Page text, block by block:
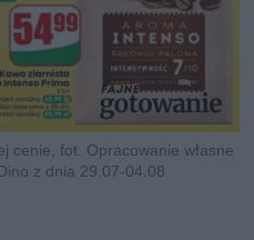
cenie, fot. Opracowanie własne
z dnia 29.07-04.08